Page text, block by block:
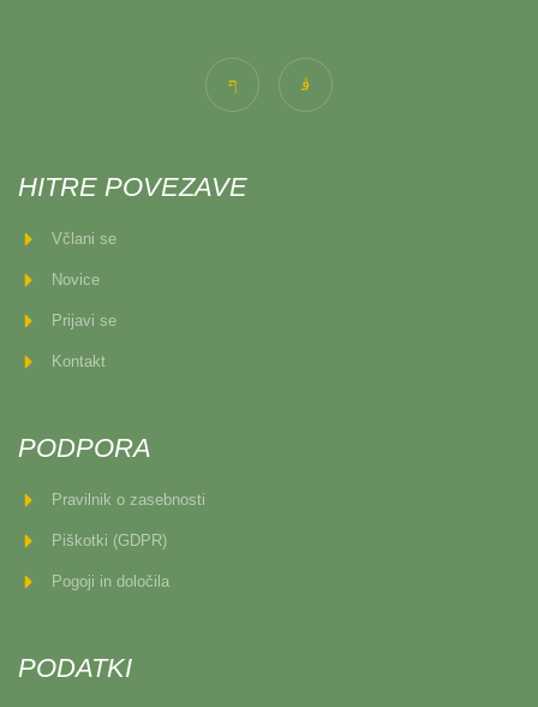
HITRE POVEZAVE
Včlani se
Novice
Prijavi se
Kontakt
PODPORA
Pravilnik o zasebnosti
Piškotki (GDPR)
Pogoji in določila
PODATKI